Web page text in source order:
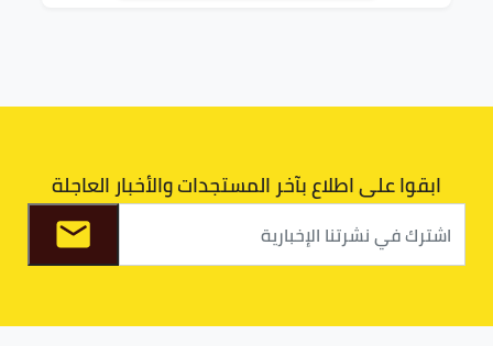
ابقوا على اطلاع بآخر المستجدات والأخبار العاجلة